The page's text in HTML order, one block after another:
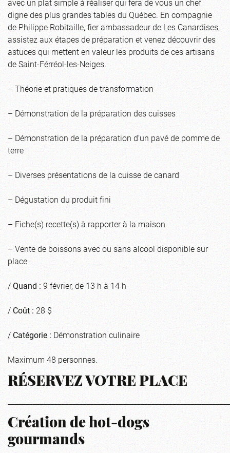
digne des plus grandes tables du Québec. En compagnie
de Philippe Robitaille, fier ambassadeur de Les Canardises,
assistez aux étapes de préparation et venez découvrir des
astuces qui mettent en valeur les produits de ces artisans
de Saint-Férréol-les-Neiges.
– Théorie et pratiques de transformation
– Démonstration de la préparation des cuisses
– Démonstration de la préparation d’un pavé de pomme de
terre
– Diverses présentations de la cuisse de canard
– Dégustation du produit fini
– Fiche(s) recette(s) à rapporter à la maison
– Vente de boissons avec ou sans alcool disponible sur
place
/Quand :9 février, de 13 h à 14 h
/Coût :28 $
/Catégorie :Démonstration culinaire
Maximum 48 personnes.
RÉSERVEZ VOTRE PLACE
Création de hot-dogs
gourmands